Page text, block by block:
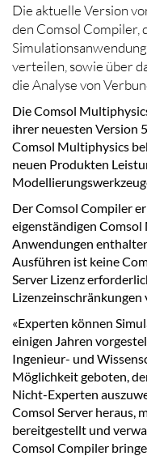
Die aktuelle Version
den Comsol Compiler,
verteilen, sowie über
die Analyse von
Die Comsol
ihrer neuesten Version
Comsol Multiphysics
neuen Produkten
Der Comsol Compiler
eigenständigen
Anwendungen
Ausführen ist keine
Server Lizenz
Lizenzeinschränkungen
«Experten können
einigen Jahren
Ingenieur- und
Möglichkeit geboten,
Nicht-Experten
Comsol Server heraus,
bereitgestellt und
Comsol Compiler